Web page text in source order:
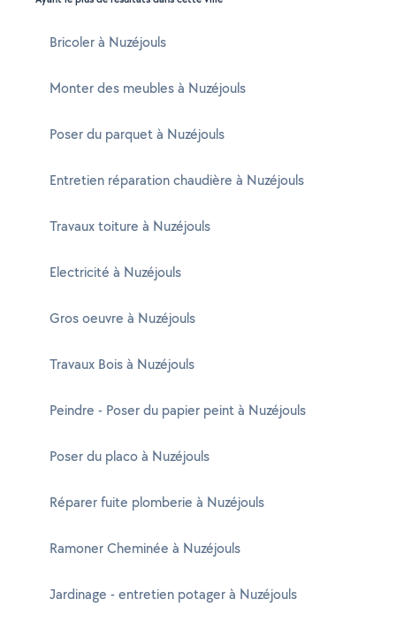
Bricoler à Nuzéjouls
Monter des meubles à Nuzéjouls
Poser du parquet à Nuzéjouls
Entretien réparation chaudière à Nuzéjouls
Travaux toiture à Nuzéjouls
Electricité à Nuzéjouls
Gros oeuvre à Nuzéjouls
Travaux Bois à Nuzéjouls
Peindre - Poser du papier peint à Nuzéjouls
Poser du placo à Nuzéjouls
Réparer fuite plomberie à Nuzéjouls
Ramoner Cheminée à Nuzéjouls
Jardinage - entretien potager à Nuzéjouls